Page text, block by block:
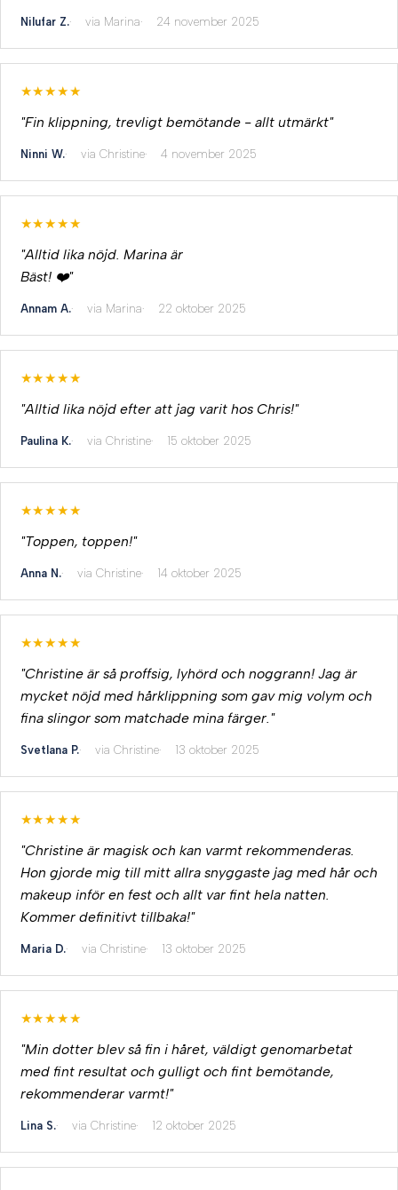
Nilufar Z. via Marina 24 november 2025
★★★★★
"Fin klippning, trevligt bemötande - allt utmärkt"
Ninni W. via Christine 4 november 2025
★★★★★
"Alltid lika nöjd. Marina är
Bäst! ❤️"
Annam A. via Marina 22 oktober 2025
★★★★★
"Alltid lika nöjd efter att jag varit hos Chris!"
Paulina K. via Christine 15 oktober 2025
★★★★★
"Toppen, toppen!"
Anna N. via Christine 14 oktober 2025
★★★★★
"Christine är så proffsig, lyhörd och noggrann! Jag är
mycket nöjd med hårklippning som gav mig volym och
fina slingor som matchade mina färger."
Svetlana P. via Christine 13 oktober 2025
★★★★★
"Christine är magisk och kan varmt rekommenderas.
Hon gjorde mig till mitt allra snyggaste jag med hår och
makeup inför en fest och allt var fint hela natten.
Kommer definitivt tillbaka!"
Maria D. via Christine 13 oktober 2025
★★★★★
"Min dotter blev så fin i håret, väldigt genomarbetat
med fint resultat och gulligt och fint bemötande,
rekommenderar varmt!"
Lina S. via Christine 12 oktober 2025